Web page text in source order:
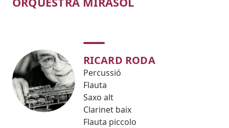
RICARD RODA
Percussió
Flauta
Saxo alt
Clarinet baix
Flauta piccolo